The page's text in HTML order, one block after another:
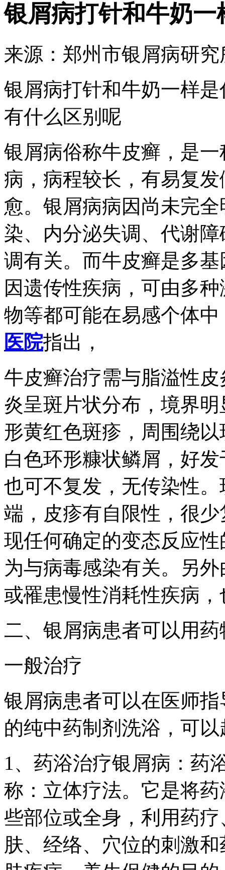
银屑病打针和牛奶一
来源：郑州市银屑病研
银屑病打针和牛奶一样
有什么区别呢
银屑病俗称牛皮癣，是
病，病程较长，有易复
愈。银屑病病因尚未完
染、内分泌失调、代谢
调有关。而牛皮癣是多
因遗传性疾病，可由多
物等都可能在易感个体
医院指出，
牛皮癣治疗需与脂溢性
炎呈斑片状分布，境界
形黄红色斑疹，周围绕
白色环形糠状鳞屑，好
也可不复发，无传染性
端，皮疹有自限性，很
现任何确定的变态反应
为与病毒感染有关。另
或罹患慢性消耗性疾病
二、银屑病患者可以用
一般治疗
银屑病患者可以在医师
的纯中药制剂洗浴，可
1、药浴治疗银屑病：药
称：立体疗法。它是将
些部位或全身，利用药
肤、经络、穴位的刺激